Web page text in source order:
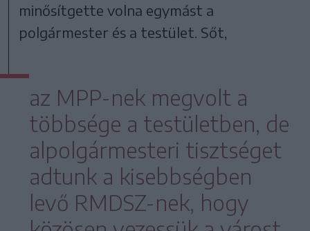
minősítgette volna egymást a
polgármester és a testület. Sőt,
az MPP-nek megvolt a
többsége a testületben, de
alpolgármesteri tisztséget
adtunk a kisebbségben
levő RMDSZ-nek, hogy